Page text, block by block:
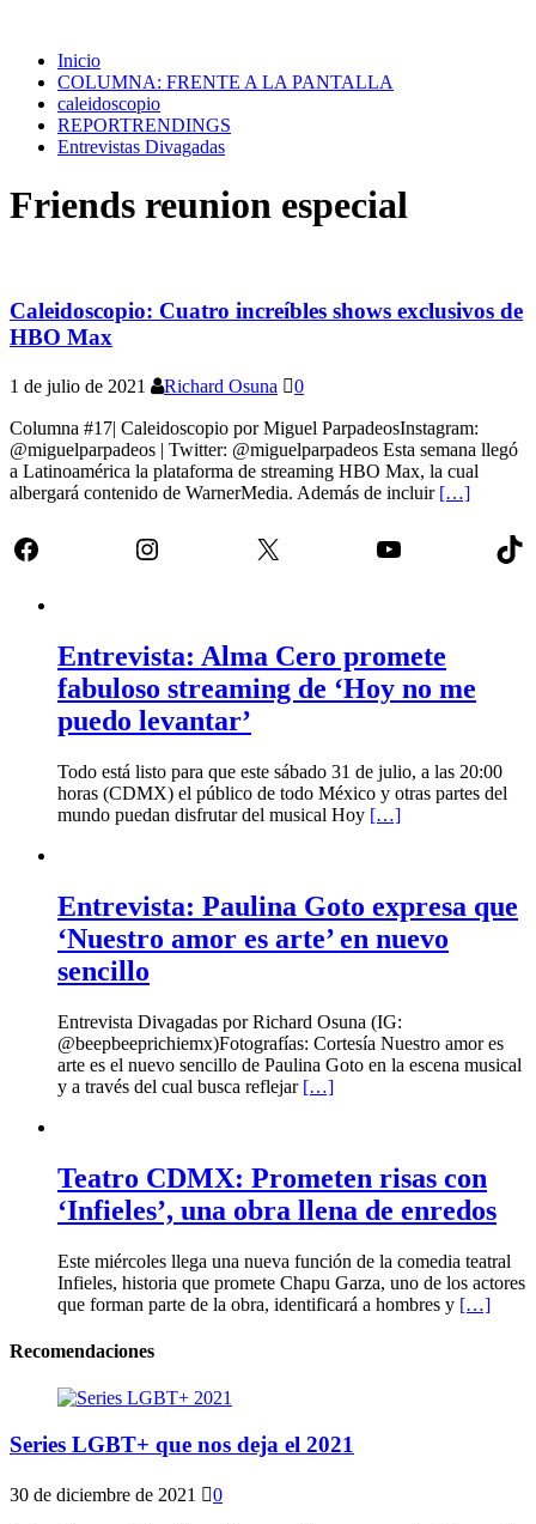
Inicio
COLUMNA: FRENTE A LA PANTALLA
caleidoscopio
REPORTRENDINGS
Entrevistas Divagadas
Friends reunion especial
Caleidoscopio: Cuatro increíbles shows exclusivos de
HBO Max
1 de julio de 2021 Richard Osuna 0
Columna #17| Caleidoscopio por Miguel ParpadeosInstagram:
@miguelparpadeos | Twitter: @miguelparpadeos Esta semana llegó
a Latinoamérica la plataforma de streaming HBO Max, la cual
albergará contenido de WarnerMedia. Además de incluir […]
Facebook Instagram X YouTube
Entrevista: Alma Cero promete
fabuloso streaming de ‘Hoy no me
puedo levantar’
Todo está listo para que este sábado 31 de julio, a las 20:00
horas (CDMX) el público de todo México y otras partes del
mundo puedan disfrutar del musical Hoy […]
Entrevista: Paulina Goto expresa que
‘Nuestro amor es arte’ en nuevo
sencillo
Entrevista Divagadas por Richard Osuna (IG:
@beepbeeprichiemx)Fotografías: Cortesía Nuestro amor es
arte es el nuevo sencillo de Paulina Goto en la escena musical
y a través del cual busca reflejar […]
Teatro CDMX: Prometen risas con
‘Infieles’, una obra llena de enredos
Este miércoles llega una nueva función de la comedia teatral
Infieles, historia que promete Chapu Garza, uno de los actores
que forman parte de la obra, identificará a hombres y […]
Recomendaciones
Series LGBT+ que nos deja el 2021
30 de diciembre de 2021 0